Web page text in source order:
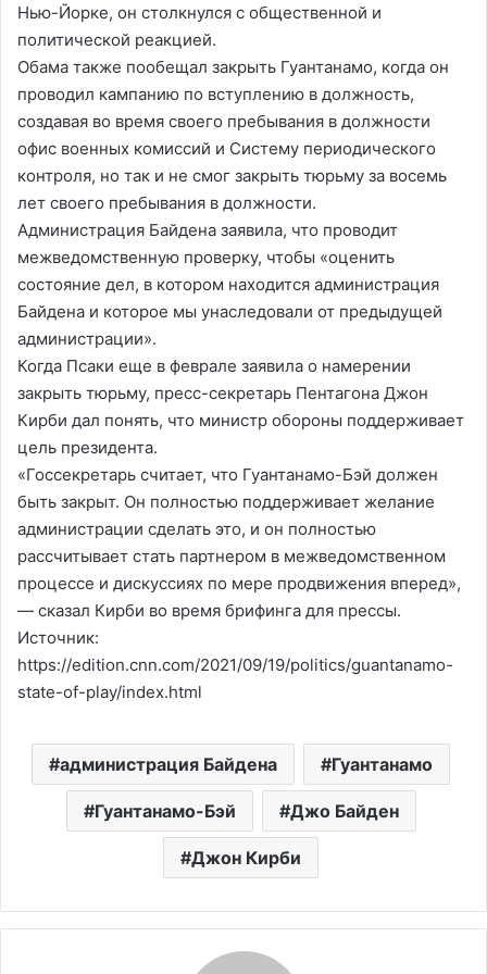
Нью-Йорке, он столкнулся с общественной и
политической реакцией.
Обама также пообещал закрыть Гуантанамо, когда он
проводил кампанию по вступлению в должность,
создавая во время своего пребывания в должности
офис военных комиссий и Систему периодического
контроля, но так и не смог закрыть тюрьму за восемь
лет своего пребывания в должности.
Администрация Байдена заявила, что проводит
межведомственную проверку, чтобы «оценить
состояние дел, в котором находится администрация
Байдена и которое мы унаследовали от предыдущей
администрации».
Когда Псаки еще в феврале заявила о намерении
закрыть тюрьму, пресс-секретарь Пентагона Джон
Кирби дал понять, что министр обороны поддерживает
цель президента.
«Госсекретарь считает, что Гуантанамо-Бэй должен
быть закрыт. Он полностью поддерживает желание
администрации сделать это, и он полностью
рассчитывает стать партнером в межведомственном
процессе и дискуссиях по мере продвижения вперед»,
— сказал Кирби во время брифинга для прессы.
Источник:
https://edition.cnn.com/2021/09/19/politics/guantanamo-
state-of-play/index.html
администрация Байдена Гуантанамо
Гуантанамо-Бэй Джо Байден
Джон Кирби